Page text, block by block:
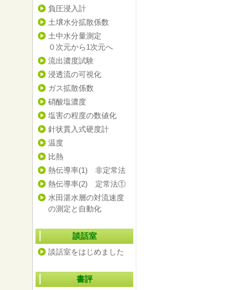
負圧浸入計
土壌水分拡散係数
土中水分量測定
０次元から1次元へ
流出濃度試験
浸透流の可視化
ガス拡散係数
硝酸塩濃度
塩害の程度の数値化
針状貫入式硬度計
温度
比熱
熱伝導率(1) 非定常法
熱伝導率(2) 定常法①
水田湛水層の対流速度
の測定と自動化
談話室
談話室をはじめました
書評